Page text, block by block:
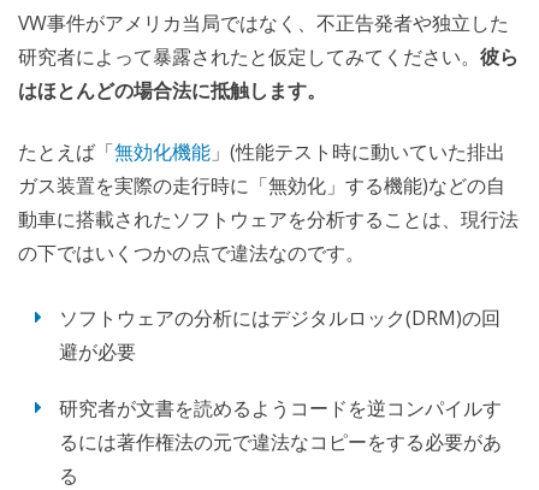
VW事件がアメリカ当局ではなく、不正告発者や独立した
研究者によって暴露されたと仮定してみてください。彼ら
はほとんどの場合法に抵触します。
たとえば「無効化機能 」(性能テスト時に動いていた排出
ガス装置を実際の走行時に「無効化」する機能)などの自
動車に搭載されたソフトウェアを分析することは、現行法
の下ではいくつかの点で違法なのです。
ソフトウェアの分析にはデジタルロック(DRM)の回
避が必要
研究者が文書を読めるようコードを逆コンパイルす
るには著作権法の元で違法なコピーをする必要があ
る